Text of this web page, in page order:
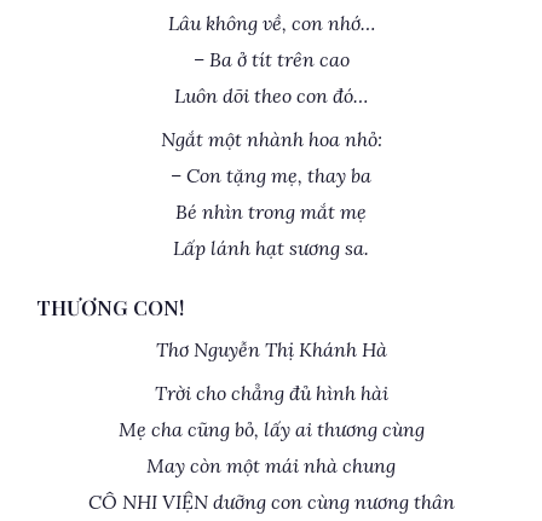
Lâu không về, con nhớ…
– Ba ở tít trên cao
Luôn dõi theo con đó…
Ngắt một nhành hoa nhỏ:
– Con tặng mẹ, thay ba
Bé nhìn trong mắt mẹ
Lấp lánh hạt sương sa.
THƯƠNG CON!
Thơ Nguyễn Thị Khánh Hà
Trời cho chẳng đủ hình hài
Mẹ cha cũng bỏ, lấy ai thương cùng
May còn một mái nhà chung
CÔ NHI VIỆN dưỡng con cùng nương thân